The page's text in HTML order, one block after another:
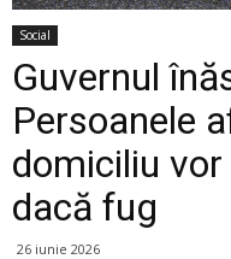
Social
Guvernul
Persoanele
domiciliu
dacă fug
26 iunie 2026